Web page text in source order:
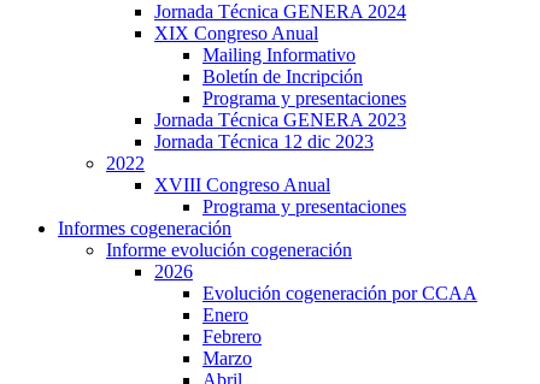
Jornada Técnica GENERA 2024
XIX Congreso Anual
Mailing Informativo
Boletín de Incripción
Programa y presentaciones
Jornada Técnica GENERA 2023
Jornada Técnica 12 dic 2023
2022
XVIII Congreso Anual
Programa y presentaciones
Informes cogeneración
Informe evolución cogeneración
2026
Evolución cogeneración por CCAA
Enero
Febrero
Marzo
Abril